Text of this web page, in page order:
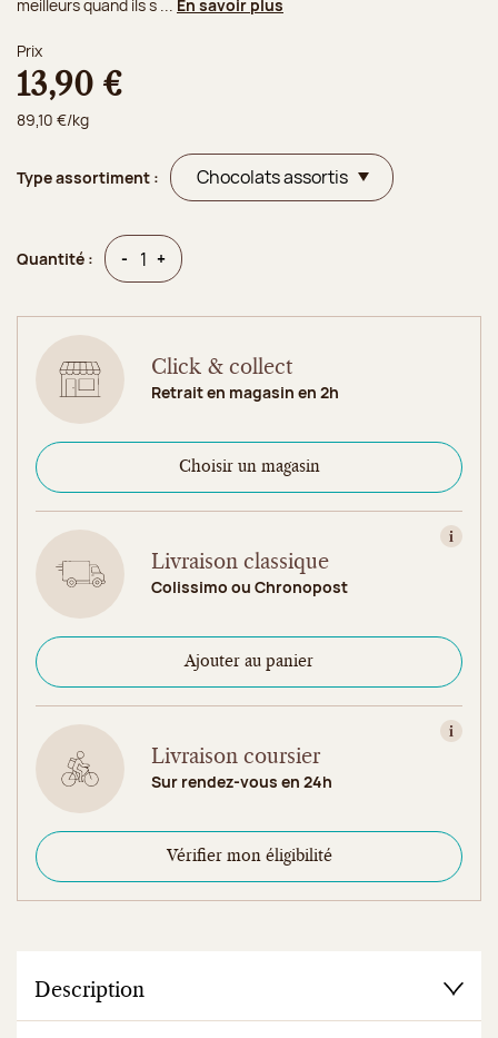
meilleurs quand ils s ... En savoir plus
Prix
13,90 €
89,10 €/kg
Type assortiment :
Quantité : - Quantité
+Quantité
Click & collect
Retrait en magasin en 2h
Choisir un magasin
Livraison classique
Colissimo ou Chronopost
Ajouter au panier
Livraison coursier
Sur rendez-vous en 24h
Vérifier mon éligibilité
Description